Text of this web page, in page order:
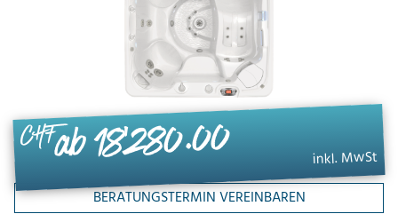
CHFab 18'280.00 inkl. MwSt
BERATUNGSTERMIN VEREINBAREN